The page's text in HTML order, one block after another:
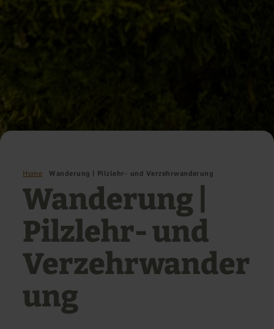
Home Wanderung | Pilzlehr- und Verzehrwanderung
Wanderung |
Pilzlehr- und
Verzehrwander
ung